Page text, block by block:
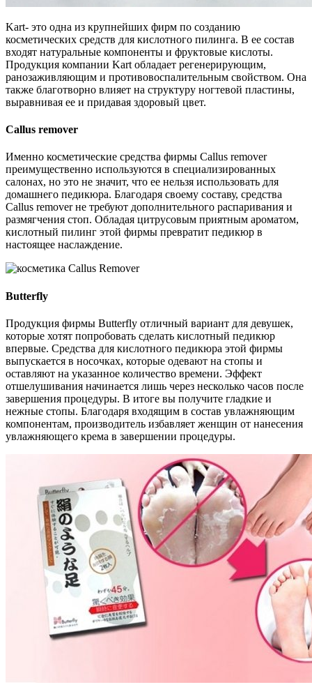
Kart- это одна из крупнейших фирм по созданию
косметических средств для кислотного пилинга. В ее состав
входят натуральные компоненты и фруктовые кислоты.
Продукция компании Kart обладает регенерирующим,
ранозаживляющим и противовоспалительным свойством. Она
также благотворно влияет на структуру ногтевой пластины,
выравнивая ее и придавая здоровый цвет.
Callus remover
Именно косметические средства фирмы Callus remover
преимущественно используются в специализированных
салонах, но это не значит, что ее нельзя использовать для
домашнего педикюра. Благодаря своему составу, средства
Callus remover не требуют дополнительного распаривания и
размягчения стоп. Обладая цитрусовым приятным ароматом,
кислотный пилинг этой фирмы превратит педикюр в
настоящее наслаждение.
Butterfly
Продукция фирмы Butterfly отличный вариант для девушек,
которые хотят попробовать сделать кислотный педикюр
впервые. Средства для кислотного педикюра этой фирмы
выпускается в носочках, которые одевают на стопы и
оставляют на указанное количество времени. Эффект
отшелушивания начинается лишь через несколько часов после
завершения процедуры. В итоге вы получите гладкие и
нежные стопы. Благодаря входящим в состав увлажняющим
компонентам, производитель избавляет женщин от нанесения
увлажняющего крема в завершении процедуры.